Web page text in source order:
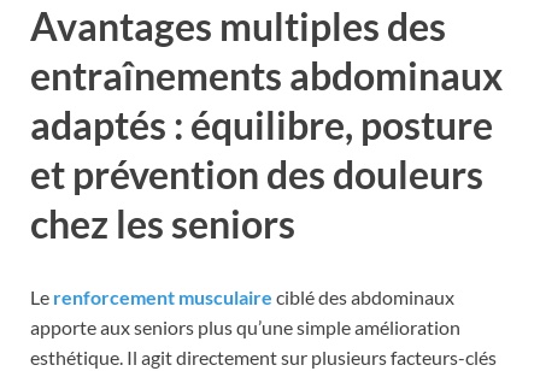
Avantages multiples des
entraînements abdominaux
adaptés : équilibre, posture
et prévention des douleurs
chez les seniors
Le renforcement musculaire ciblé des abdominaux
apporte aux seniors plus qu’une simple amélioration
esthétique. Il agit directement sur plusieurs facteurs-clés